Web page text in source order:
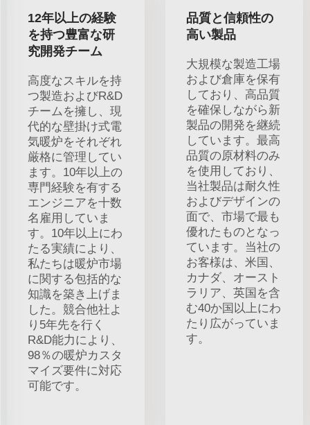
12年以上の経験
を持つ豊富な研
究開発チーム
高度なスキルを持
つ製造およびR&D
チームを擁し、現
代的な壁掛け式電
気暖炉をそれぞれ
厳格に管理してい
ます。10年以上の
専門経験を有する
エンジニアを十数
名雇用していま
す。10年以上にわ
たる実績により、
私たちは暖炉市場
に関する包括的な
知識を築き上げま
した。競合他社よ
り5年先を行く
R&D能力により、
98％の暖炉カスタ
マイズ要件に対応
可能です。
品質と信頼性の
高い製品
大規模な製造工場
および倉庫を保有
しており、高品質
を確保しながら新
製品の開発を継続
しています。最高
品質の原材料のみ
を使用しており、
当社製品は耐久性
およびデザインの
面で、市場で最も
優れたものとなっ
ています。当社の
お客様は、米国、
カナダ、オースト
ラリア、英国を含
む40か国以上にわ
たり広がっていま
す。